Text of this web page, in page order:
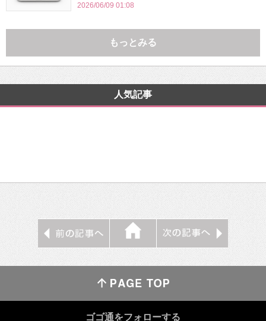
2026/06/09 01:08
もっとみる
人気記事
ゴゴ通をフォローする